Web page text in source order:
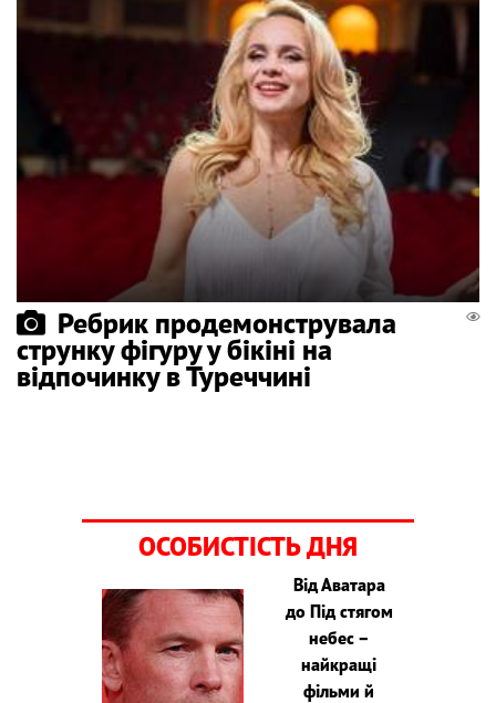
Ребрик продемонструвала
струнку фігуру у бікіні на
відпочинку в Туреччині
ОСОБИСТІСТЬ ДНЯ
Від Аватара
до Під стягом
небес –
найкращі
фільми й